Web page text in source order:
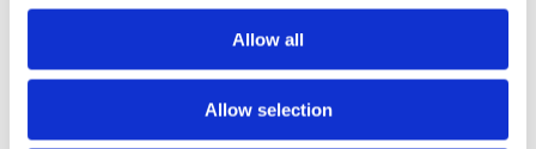
Allow all
Allow selection